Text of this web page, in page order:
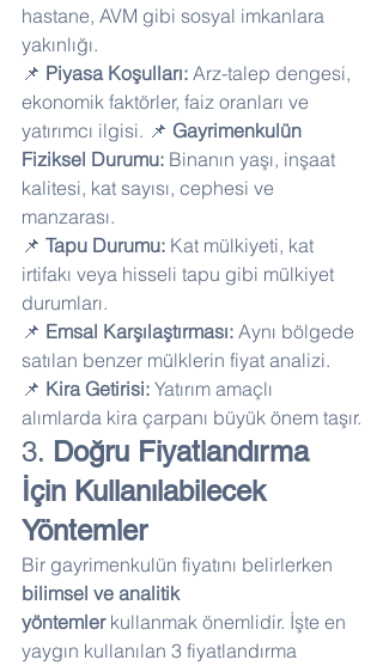
hastane, AVM gibi sosyal imkanlara
yakınlığı.
📌 Piyasa Koşulları: Arz-talep dengesi,
ekonomik faktörler, faiz oranları ve
yatırımcı ilgisi. 📌 Gayrimenkulün
Fiziksel Durumu: Binanın yaşı, inşaat
kalitesi, kat sayısı, cephesi ve
manzarası.
📌 Tapu Durumu: Kat mülkiyeti, kat
irtifakı veya hisseli tapu gibi mülkiyet
durumları.
📌 Emsal Karşılaştırması: Aynı bölgede
satılan benzer mülklerin fiyat analizi.
📌 Kira Getirisi: Yatırım amaçlı
alımlarda kira çarpanı büyük önem taşır.
3. Doğru Fiyatlandırma
İçin Kullanılabilecek
Yöntemler
Bir gayrimenkulün fiyatını belirlerken
bilimsel ve analitik
yöntemler kullanmak önemlidir. İşte en
yaygın kullanılan 3 fiyatlandırma